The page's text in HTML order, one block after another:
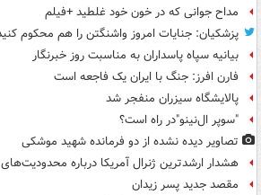
مداح جوانی که در خون خود غلطید +فیلم
پزشکیان: جنایات امروز واشنگتن را هم محکوم
بیانیه سپاه پاسداران به مناسبت روز خبرنگار
فارن افرز: جنگ با ایران یک فاجعه است
پالایشگاه سیزران منفجر شد
"سوپر ال‌نینو"در راه است؟
تصاویر دیده‌ نشده از دو فرمانده شهید موشکی
هشدار ارشدترین ژنرال آمریکا درباره
مقصد جدید پسر زیدان